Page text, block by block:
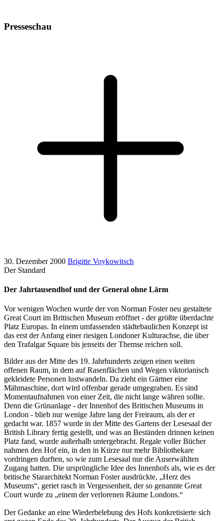
Presseschau
30. Dezember 2000 Brigitte Voykowitsch
Der Standard
Der Jahrtausendhof und der General ohne Lärm
Vor wenigen Wochen wurde der von Norman Foster neu gestaltete
Great Court im Britischen Museum eröffnet - der größte überdachte
Platz Europas. In einem umfassenden städtebaulichen Konzept ist
das erst der Anfang einer riesigen Londoner Kulturachse, die über
den Trafalgar Square bis jenseits der Themse reichen soll.
Bilder aus der Mitte des 19. Jahrhunderts zeigen einen weiten
offenen Raum, in dem auf Rasenflächen und Wegen viktorianisch
gekleidete Personen lustwandeln. Da zieht ein Gärtner eine
Mähmaschine, dort wird offenbar gerade umgegraben. Es sind
Momentaufnahmen von einer Zeit, die nicht lange währen sollte.
Denn die Grünanlage - der Innenhof des Britischen Museums in
London - blieb nur wenige Jahre lang der Freiraum, als der er
gedacht war. 1857 wurde in der Mitte des Gartens der Lesesaal der
British Library fertig gestellt, und was an Beständen drinnen keinen
Platz fand, wurde außerhalb untergebracht. Regale voller Bücher
nahmen den Hof ein, in den in Kürze nur mehr Bibliothekare
vordringen durften, so wie zum Lesesaal nur die Auserwählten
Zugang hatten. Die ursprüngliche Idee des Innenhofs als, wie es der
britische Stararchitekt Norman Foster ausdrückte, „Herz des
Museums“, geriet rasch in Vergessenheit, der so genannte Great
Court wurde zu „einem der verlorenen Räume Londons.“
Der Gedanke an eine Wiederbelebung des Hofs konkretisierte sich